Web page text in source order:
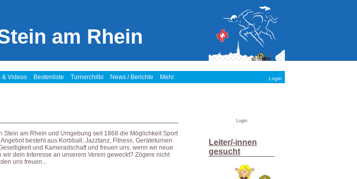
am Rhein
& Videos Bestenliste Turnerchilbi News / Berichte Mehr Login
Stein am Rhein und Umgebung seit 1868 die Möglichkeit Sport
besteht aus Korbball, Jazztanz, Fitness, Geräteturnen
und Kameradschaft und freuen uns, wenn wir neue
dein Interesse an unserem Verein geweckt? Zögere nicht
uns freuen...
Login
Leiter/-innen
gesucht